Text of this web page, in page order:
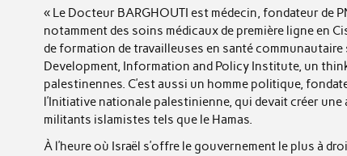
« Le Docteur BARGHOUTI est médecin, fondateur de
notamment des soins médicaux de première ligne en
de formation de travailleuses en santé communautaire
Development, Information and Policy Institute, un
palestinennes. C’est aussi un homme politique,
l’Initiative nationale palestinienne, qui devait créer
militants islamistes tels que le Hamas.
À l’heure où Israël s’offre le gouvernement le plus à